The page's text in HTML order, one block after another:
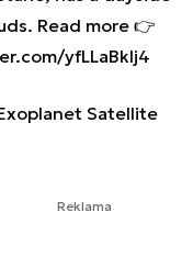
Read more 👉
yfLLaBkIj4
Satellite
Reklama